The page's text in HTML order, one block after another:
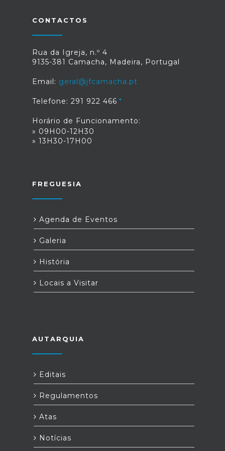
divulgam-se à população os vários
CONTACTOS
Rua da Igreja, n.º 4
9135-381 Camacha, Madeira, Portugal
Email: geral@jfcamacha.pt
Telefone: 291 922 466
Horário de Funcionamento:
» 09H00-12H30
» 13H30-17H00
FREGUESIA
Agenda de Eventos
Galeria
História
Locais a Visitar
AUTARQUIA
Editais
Regulamentos
Atas
Notícias